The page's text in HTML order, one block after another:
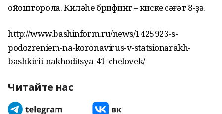
ойошторола. Киләһе брифинг – киске сәғәт 8-ҙә.
http://www.bashinform.ru/news/1425923-s-
podozreniem-na-koronavirus-v-statsionarakh-
bashkirii-nakhoditsya-41-chelovek/
Читайте нас